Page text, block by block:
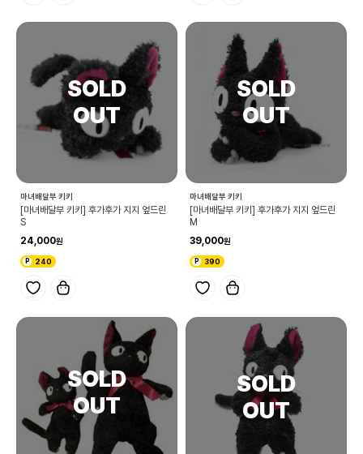
마녀배달부 키키
[마녀배달부 키키] 후가후가 지지 엎드린
S
24,000
240
마녀배달부 키키
[마녀배달부 키키] 후가후가 지지 엎드린
M
39,000
390